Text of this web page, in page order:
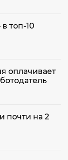
топ-10
оплачивает
почти на 2